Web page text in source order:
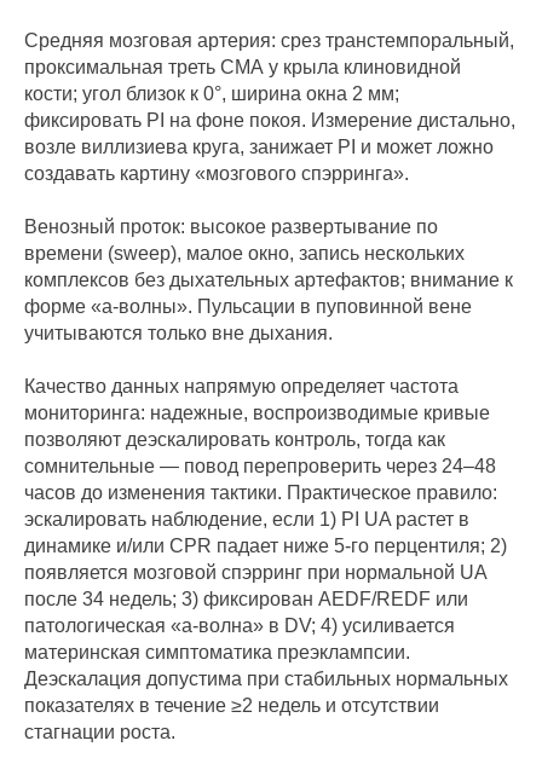
Средняя мозговая артерия: срез транстемпоральный,
проксимальная треть СМА у крыла клиновидной
кости; угол близок к 0°, ширина окна 2 мм;
фиксировать PI на фоне покоя. Измерение дистально,
возле виллизиева круга, занижает PI и может ложно
создавать картину «мозгового спэрринга».
Венозный проток: высокое развертывание по
времени (sweep), малое окно, запись нескольких
комплексов без дыхательных артефактов; внимание к
форме «а‑волны». Пульсации в пуповинной вене
учитываются только вне дыхания.
Качество данных напрямую определяет частота
мониторинга: надежные, воспроизводимые кривые
позволяют деэскалировать контроль, тогда как
сомнительные — повод перепроверить через 24–48
часов до изменения тактики. Практическое правило:
эскалировать наблюдение, если 1) PI UA растет в
динамике и/или CPR падает ниже 5‑го перцентиля; 2)
появляется мозговой спэрринг при нормальной UA
после 34 недель; 3) фиксирован AEDF/REDF или
патологическая «а‑волна» в DV; 4) усиливается
материнская симптоматика преэклампсии.
Деэскалация допустима при стабильных нормальных
показателях в течение ≥2 недель и отсутствии
стагнации роста.